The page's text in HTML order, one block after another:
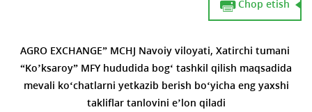
Chop etish
AGRO EXCHANGE” MCHJ Navoiyviloyati, Xatirchi tumani
“Ko’ksaroy” MFY hududida bog‘ tashkil qilish maqsadida
mevali ko‘chatlarni yetkazib berish bo‘yicha eng yaxshi
takliflar tanlovini e’lon qiladi